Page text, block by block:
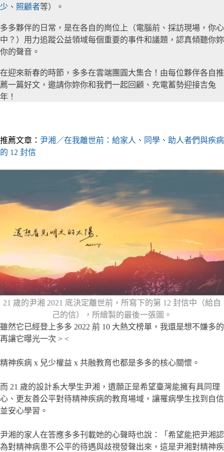
少 、 照顧者等）。
多多夥伴的日常，是在各自的崗位上（電腦前、採訪現場，你心
中？）用力追蹤公益領域每個重要的事件和議題，認真傾聽你妳
你的聲音。
在迎來新春的時節，多多在雲端團圓大集合！由每位夥伴各自推
薦一篇好文，邀請你妳你和我們一起回顧、充電蓄勢迎接吉兔
年！
推薦文章： 尹湘／在我離世前：給家人、同學、助人者們與疾病
的 12 封信
21 歲的尹湘 2021 底決定離世前，所寫下的第 12 封信中（給自
己的信），所繪製的最後一張圖。
雖然它已經登上多多 2022 前 10 大熱文榜單，我還是想不嫌多的
再讓它曝光一次 > <
精神疾病 x 兒少權益 x 共融教育也都是多多的核心關懷。
而 21 歲的設計系大學生尹湘，遺願正是希望臺灣能擁有具同理
心、更友善公平對待精神疾病的教育場域，讓罹病學生找到自信
並安心學習。
尹湘的家人在答應多多刊載她的心聲時也說：「希望能把尹湘認
為對精神病患不公平的待遇與歧視發聲出來，這是尹湘對精神疾